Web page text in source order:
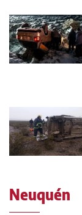
Neuquén